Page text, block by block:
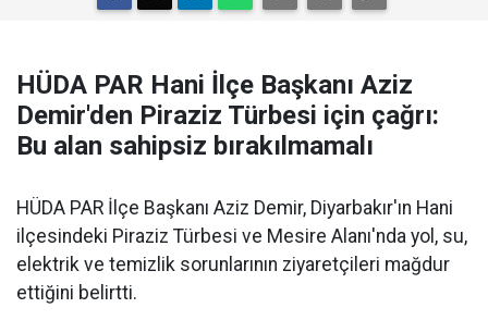
HÜDA PAR Hani İlçe Başkanı Aziz
Demir'den Piraziz Türbesi için çağrı:
Bu alan sahipsiz bırakılmamalı
HÜDA PAR İlçe Başkanı Aziz Demir, Diyarbakır'ın Hani
ilçesindeki Piraziz Türbesi ve Mesire Alanı'nda yol, su,
elektrik ve temizlik sorunlarının ziyaretçileri mağdur
ettiğini belirtti.